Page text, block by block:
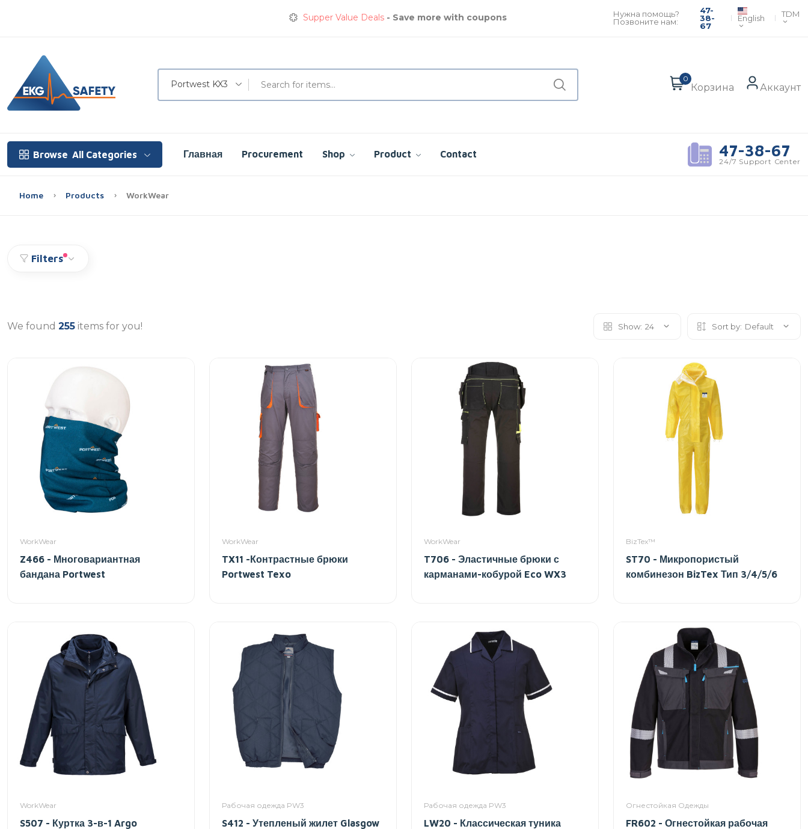
Get great devices up to 50% off View details
Нужна помощь?
Позвоните нам:
47-
38-
67
English TDM
Portwest KX3
0
Корзина Аккаунт
Browse All Categories Главная Procurement Shop Product Contact 47-38-67
24/7 Support Center
Home Products WorkWear
Filters
We found 255 items for you! Show: 24 Sort by: Default
WorkWear
Z466 - Многовариантная
бандана Portwest
WorkWear
TX11 -Контрастные брюки
Portwest Texo
WorkWear
T706 - Эластичные брюки с
карманами-кобурой Eco WX3
BizTex™
ST70 - Микропористый
комбинезон BizTex Тип 3/4/5/6
WorkWear
S507 - Куртка 3-в-1 Argo
Рабочая одежда PW3
S412 - Утепленый жилет Glasgow
Рабочая одежда PW3
LW20 - Классическая туника
Огнестойкая Одежды
FR602 - Огнестойкая рабочая